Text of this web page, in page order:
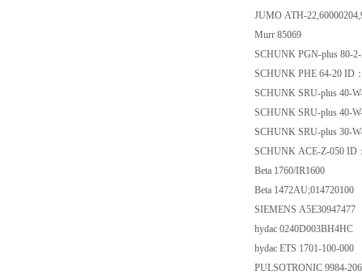
JUMO ATH-
Murr 85069
SCHUNK PGN-plus 80-
SCHUNK PHE 64-20 ID
SCHUNK SRU-plus 40-
SCHUNK SRU-plus 40-
SCHUNK SRU-plus 30-
SCHUNK ACE-Z-050 ID
Beta 1760/IR1600
Beta 1472AU;014720100
SIEMENS A5E30947477
hydac 0240D003BH4HC
hydac ETS 1701-100-000
PULSOTRONIC 9984-